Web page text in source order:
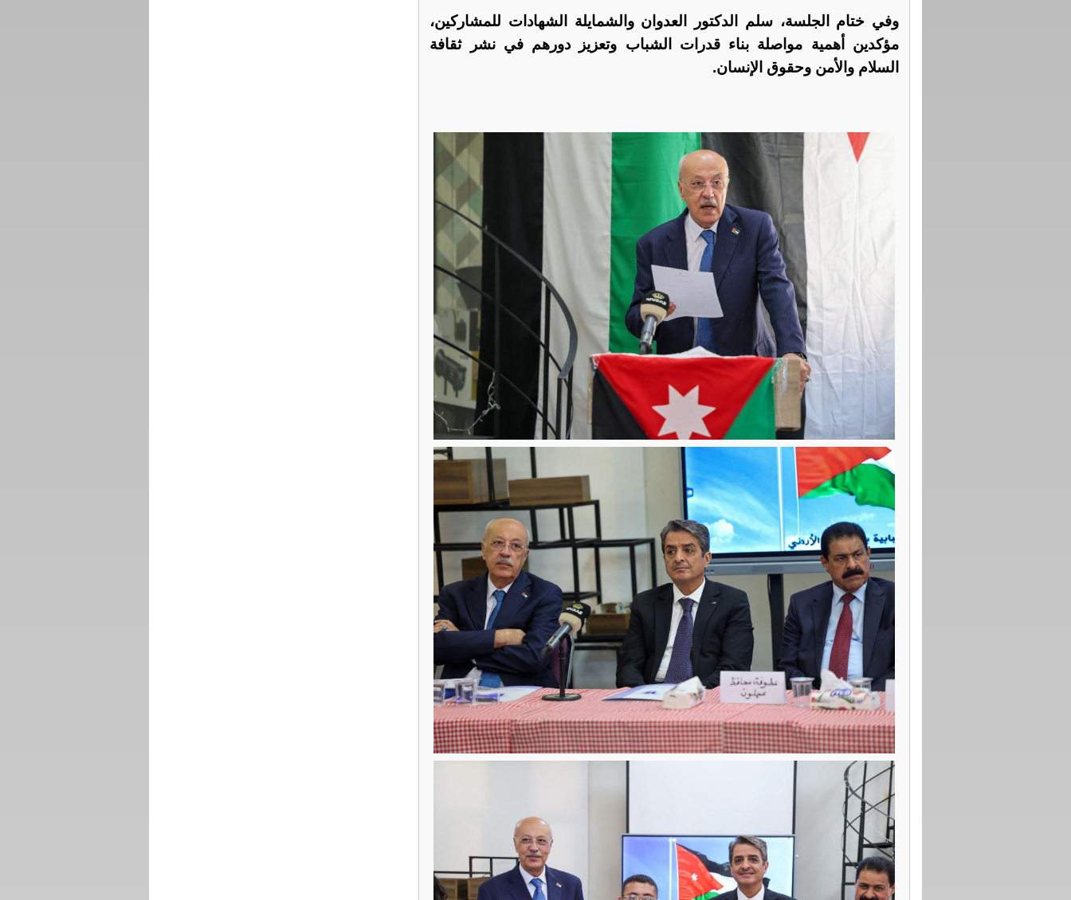
وفي ختام الجلسة، سلم الدكتور العدوان والشمايلة الشهادات للمشاركين،
مؤكدين أهمية مواصلة بناء قدرات الشباب وتعزيز دورهم في نشر ثقافة
السلام والأمن وحقوق الإنسان.